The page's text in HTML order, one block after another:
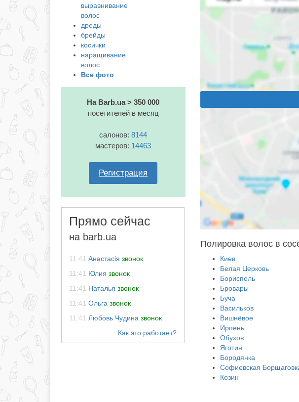
выравнивание
волос
дреды
брейды
косички
наращивание
волос
Все фото
На Barb.ua > 350 000
посетителей в месяц
салонов:8144
мастеров: 14463
Регистрация
Прямо сейчас
на barb.ua
11:41 Анастасія звонок
11:41 Юлия звонок
11:41 Наталья звонок
11:41 Ольга звонок
11:41 Любовь Чудина звонок
Полировка волос в
Киев
Белая Церковь
Борисполь
Бровары
Буча
Васильков
Вишнёвое
Ирпень
Обухов
Яготин
Бородянка
Софиевская
Козин